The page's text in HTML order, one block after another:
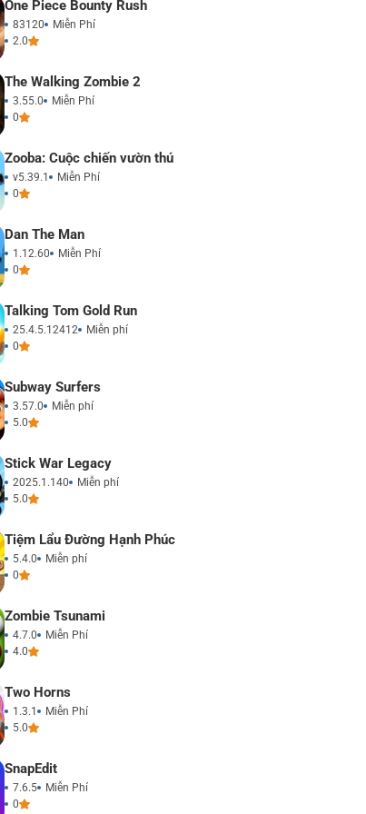
One Piece Bounty Rush
83120
Miễn Phí
2.0
The Walking Zombie 2
3.55.0
Miễn Phí
0
Zooba: Cuộc chiến vườn thú
v5.39.1
Miễn Phí
0
Dan The Man
1.12.60
Miễn Phí
0
Talking Tom Gold Run
25.4.5.12412
Miễn phí
0
Subway Surfers
3.57.0
Miễn phí
5.0
Stick War Legacy
2025.1.140
Miễn phí
5.0
Tiệm Lẩu Đường Hạnh Phúc
5.4.0
Miễn phí
0
Zombie Tsunami
4.7.0
Miễn Phí
4.0
Two Horns
1.3.1
Miễn Phí
5.0
SnapEdit
7.6.5
Miễn Phí
0